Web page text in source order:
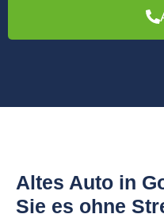
Altes Auto in
Sie es ohne